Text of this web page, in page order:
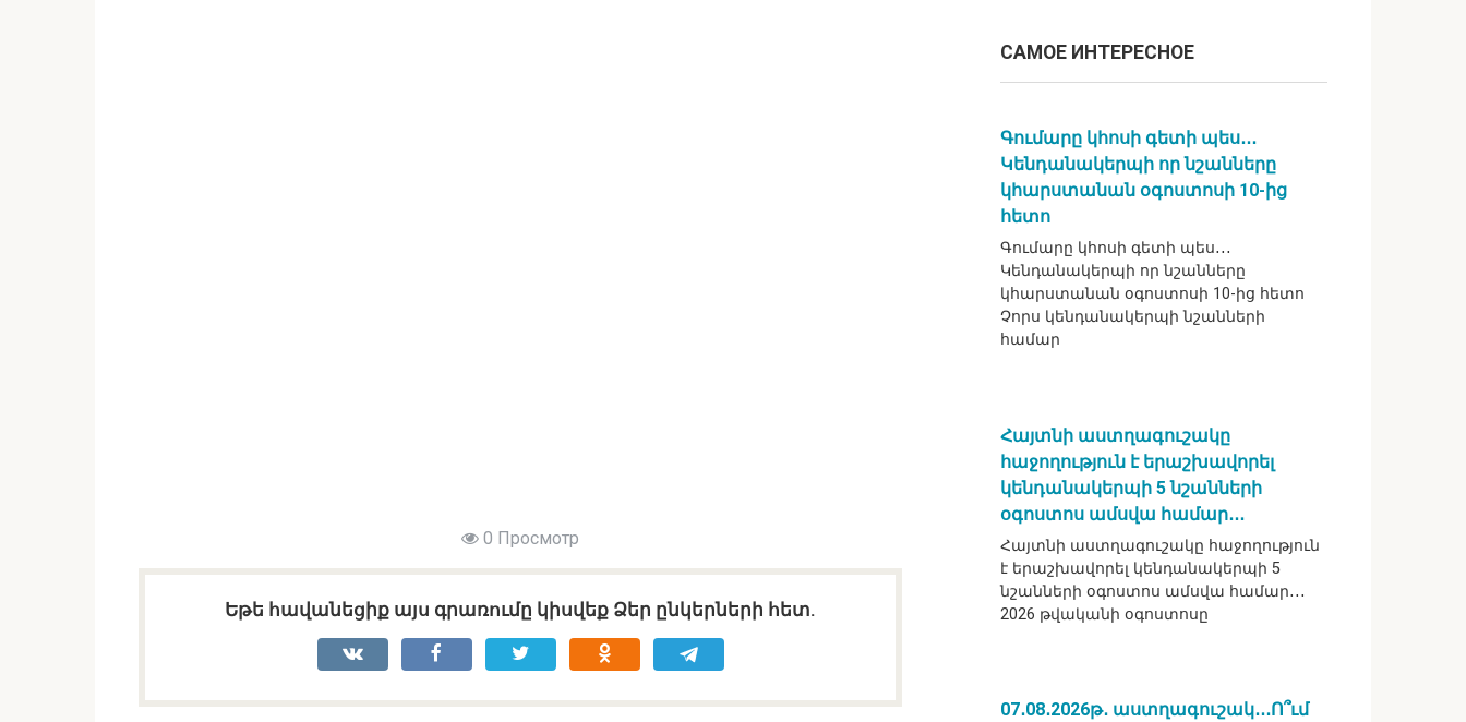
0 Просмотр
Եթե հավանեցիք այս գրառումը կիսվեք Ձեր ընկերների հետ.
САМОЕ ИНТЕРЕСНОЕ
Գումարը կհոսի գետի պես․․․
Կենդանակերպի որ նշանները
կհարստանան օգոստոսի 10-ից
հետո
Գումարը կհոսի գետի պես․․․
Կենդանակերպի որ նշանները
կհարստանան օգոստոսի 10-ից հետո
Չորս կենդանակերպի նշանների
համար
Հայտնի աստղագուշակը
հաջողություն է երաշխավորել
կենդանակերպի 5 նշանների
օգոստոս ամսվա համար․․․
Հայտնի աստղագուշակը հաջողություն
է երաշխավորել կենդանակերպի 5
նշանների օգոստոս ամսվա համար․․․
2026 թվականի օգոստոսը
07․08․2026թ․ աստղագուշակ․․․Ո՞ւմ